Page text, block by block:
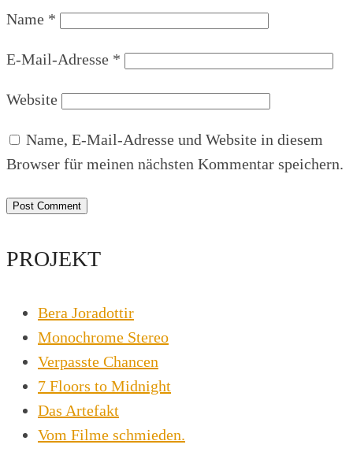
Name *
E-Mail-Adresse *
Website
Name, E-Mail-Adresse und Website in diesem
Browser für meinen nächsten Kommentar speichern.
PROJEKT
Bera Joradottir
Monochrome Stereo
Verpasste Chancen
7 Floors to Midnight
Das Artefakt
Vom Filme schmieden.